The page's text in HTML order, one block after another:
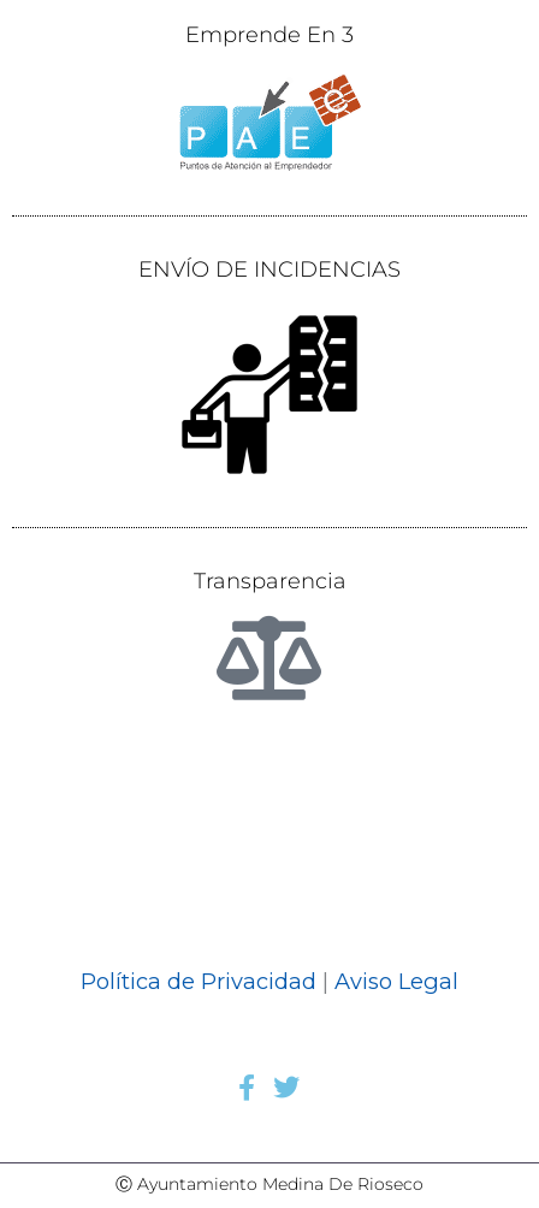
Emprende En 3
ENVÍO DE INCIDENCIAS
Transparencia
Política de Privacidad | Aviso Legal
Ⓒ Ayuntamiento Medina De Rioseco